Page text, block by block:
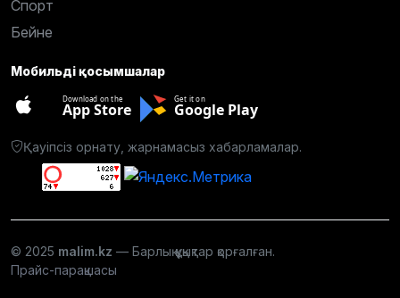
Спорт
Бейне
Мобильді қосымшалар
Download on the
App Store
Get it on
Google Play
Қауіпсіз орнату, жарнамасыз хабарламалар.
© 2025 malim.kz — Барлық құқықтар қорғалған.
Прайс-парақшасы